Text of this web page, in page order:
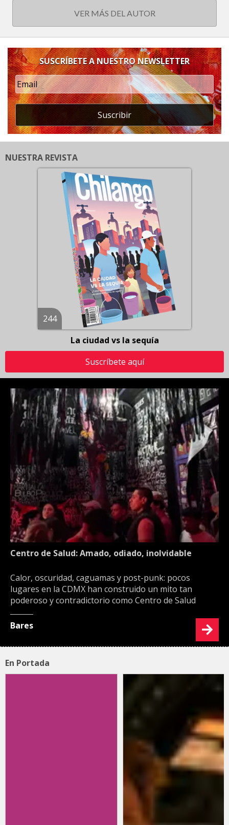
VER MÁS DEL AUTOR
SUSCRÍBETE A NUESTRO NEWSLETTER
Suscribir
NUESTRA REVISTA
244
La ciudad vs la sequía
Suscríbete aquí
Centro de Salud: Amado, odiado, inolvidable
Calor, oscuridad, caguamas y post-punk: pocos
lugares en la CDMX han construido un mito tan
poderoso y contradictorio como Centro de Salud
Bares
En Portada